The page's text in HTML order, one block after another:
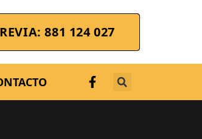
881 124 027